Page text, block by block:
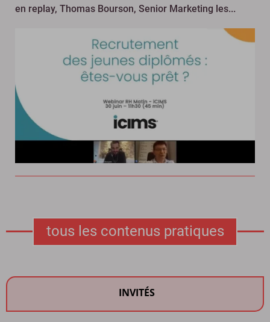
en replay, Thomas Bourson, Senior Marketing les...
tous les contenus pratiques
INVITÉS